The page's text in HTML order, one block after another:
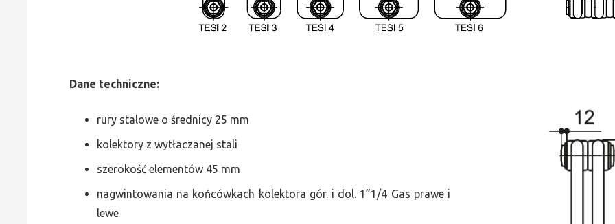
Dane techniczne:
rury stalowe o średnicy 25 mm
kolektory z wytłaczanej stali
szerokość elementów 45 mm
nagwintowania na końcówkach kolektora gór. i dol. 1”1/4 Gas prawe i
lewe